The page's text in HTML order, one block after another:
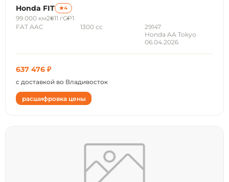
Honda FIT 4
99 000 км2011 гGP1
FAT AAC
1300 сс
29147
Honda AA Tokyo
06.04.2026
637 476 ₽
с доставкой во Владивосток
расшифровка цены